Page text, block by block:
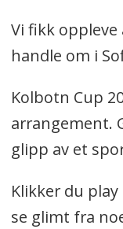
Vi fikk
handle om i
Kolbotn Cup
arrangement.
glipp av et
Klikker du
se glimt fra